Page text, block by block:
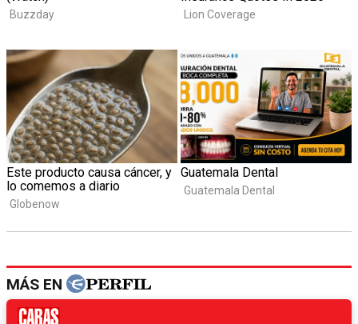
MÁS EN